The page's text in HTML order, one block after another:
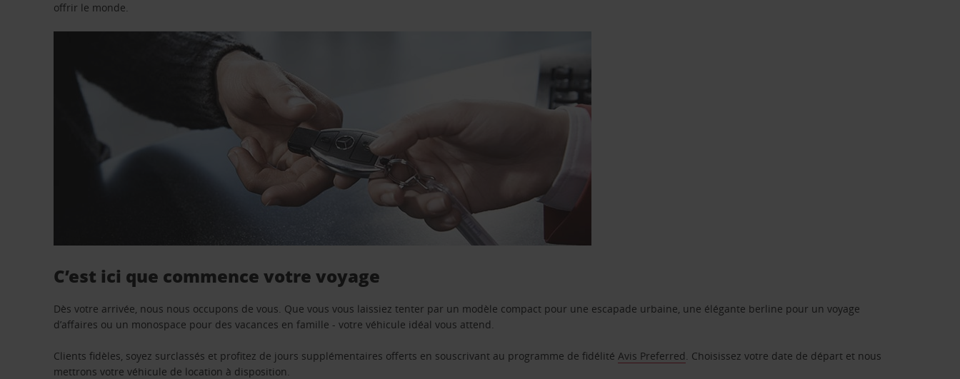
offrir le monde.
C’est ici que commence votre voyage
Dès votre arrivée, nous nous occupons de vous. Que vous vous laissiez tenter par un modèle compact pour une escapade urbaine, une élégante berline pour un voyage
d’affaires ou un monospace pour des vacances en famille - votre véhicule idéal vous attend.
Clients fidèles, soyez surclassés et profitez de jours supplémentaires offerts en souscrivant au programme de fidélitéAvis Preferred. Choisissez votre date de départ et nous
mettrons votre véhicule de location à disposition.